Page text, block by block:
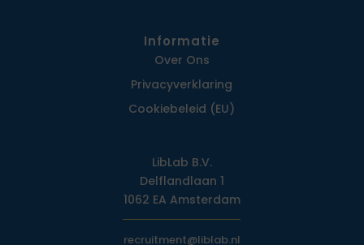
Informatie
Over Ons
Privacy­verklaring
Cookiebeleid (EU)
LibLab B.V.
Delflandlaan 1
1062 EA Amsterdam
recruitment@liblab.nl